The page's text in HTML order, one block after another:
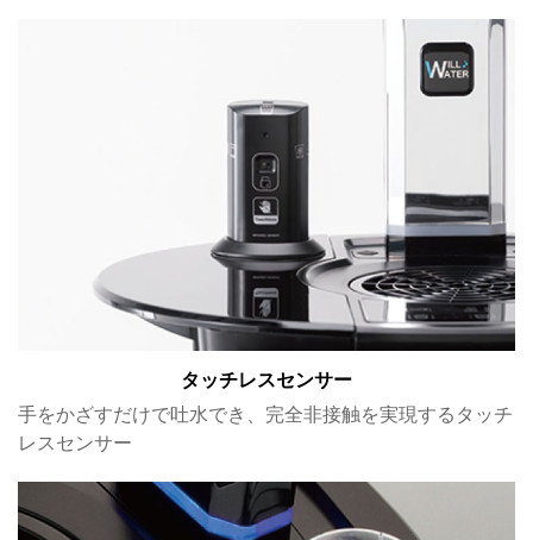
タッチレスセンサー
手をかざすだけで吐水でき、完全非接触を実現するタッチ
レスセンサー